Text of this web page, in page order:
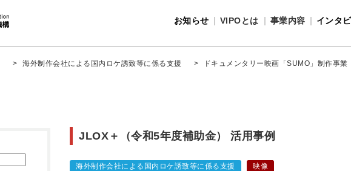
お知らせ VIPOとは
VIPOとは
事業内容
インタ
> 海外制作会社による国内ロケ誘致等に係る支援 > ドキュメンタリー映画「SUMO」制作事業
JLOX＋（令和5年度補助金） 活用事例
海外制作会社による国内ロケ誘致等に係る支援 映像